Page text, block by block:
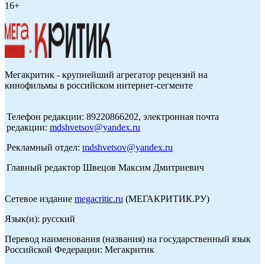
16+
Мегакритик - крупнейший агрегатор рецензий на
кинофильмы в российском интернет-сегменте
Телефон редакции: 89220866202, электронная почта
редакции: mdshvetsov@yandex.ru
Рекламный отдел: mdshvetsov@yandex.ru
Главный редактор Швецов Максим Дмитриевич
Сетевое издание megacritic.ru (МЕГАКРИТИК.РУ)
Язык(и): русский
Перевод наименования (названия) на государственный язык
Российской Федерации: Мегакритик